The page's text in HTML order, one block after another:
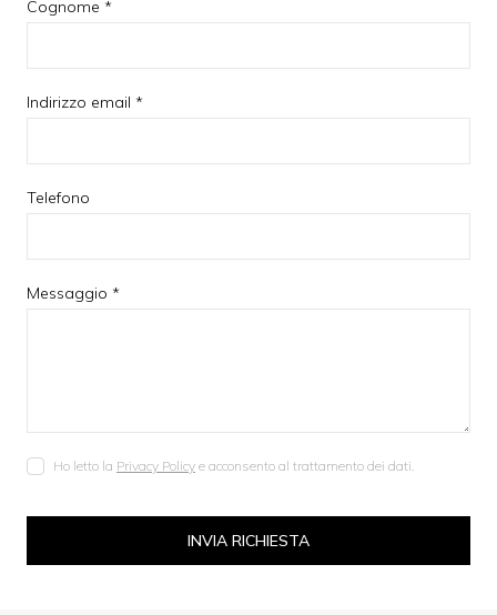
Cognome *
Indirizzo email *
Telefono
Messaggio *
Ho letto la Privacy Policy e acconsento al trattamento dei dati.
INVIA RICHIESTA